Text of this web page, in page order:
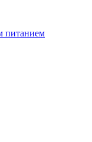
питанием